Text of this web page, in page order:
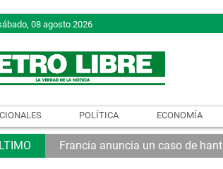
08 agosto 2026
POLÍTICA ECONOMÍA
Francia anuncia un caso de